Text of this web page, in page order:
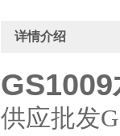
详情介绍
供应批发